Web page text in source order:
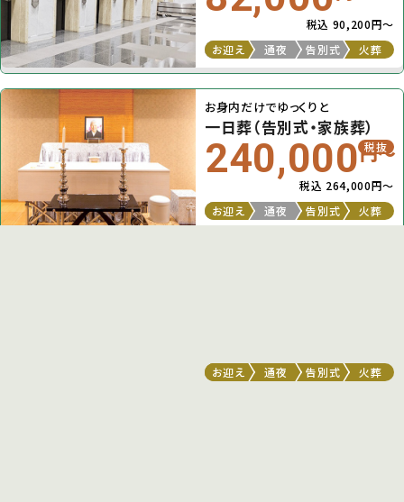
税込 90,200円〜
お迎え
通夜 告別式 火葬
お身内だけでゆっくりと
一日葬（告別式・家族葬）
240,000円〜
税抜
税込 264,000円〜
お迎え
通夜 告別式 火葬
お迎え
通夜 告別式 火葬